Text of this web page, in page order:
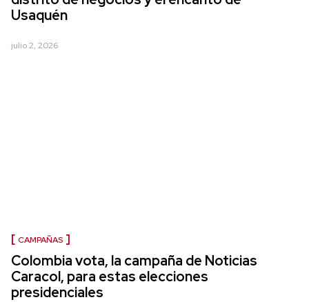
Usaquén
julio 2, 2026
CAMPAÑAS
Colombia vota, la campaña de Noticias
Caracol, para estas elecciones
presidenciales